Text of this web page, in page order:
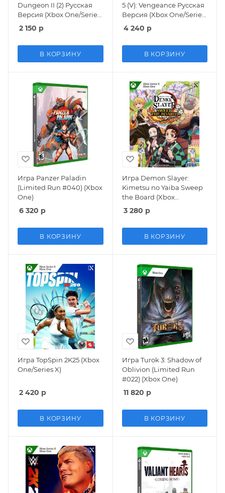
Dungeon II (2) Русская
Версия (Xbox One/Series
X)
2 150 р
В КОРЗИНУ
5 (V): Vengeance Русская
Версия (Xbox One/Series
X)
4 240 р
В КОРЗИНУ
Игра Panzer Paladin
(Limited Run #040) (Xbox
One)
6 320 р
В КОРЗИНУ
Игра Demon Slayer:
Kimetsu no Yaiba Sweep
the Board (Xbox
One/Series X)
3 280 р
В КОРЗИНУ
Игра TopSpin 2K25 (Xbox
One/Series X)
2 420 р
В КОРЗИНУ
Игра Turok 3: Shadow of
Oblivion (Limited Run
#022) (Xbox One)
11 820 р
В КОРЗИНУ